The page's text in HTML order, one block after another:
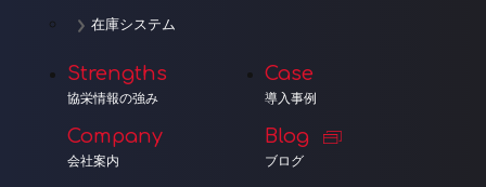
在庫システム
Strengths
協栄情報の強み
Company
会社案内
Case
導入事例
Blog
ブログ